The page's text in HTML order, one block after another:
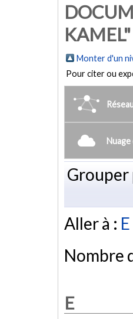
KAMEL"
Monter d'un
Pour citer ou
Grouper
Aller à : E
Nombre
E